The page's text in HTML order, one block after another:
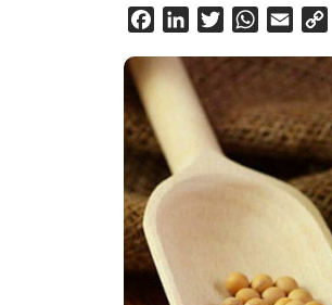
FacebookLinkedInTwitterWhatsApp
Email